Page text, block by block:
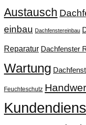
Austausch
einbau Dachfenstereinbau
Reparatur Dachfenster
Wartung
Feuchteschutz